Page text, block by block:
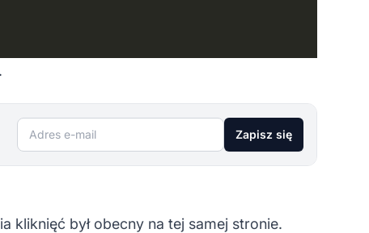
Adres e-mail Zapisz się
kliknięć był obecny na tej samej stronie.